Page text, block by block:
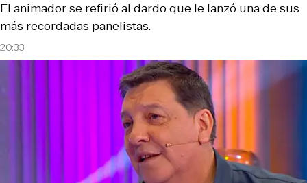
20:33
El animador se refirió al dardo que le lanzó una de sus
más recordadas panelistas.